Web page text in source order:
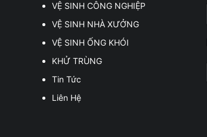
VỆ SINH CÔNG NGHIỆP
VỆ SINH NHÀ XƯỞNG
VỆ SINH ỐNG KHÓI
KHỬ TRÙNG
Tin Tức
Liên Hệ